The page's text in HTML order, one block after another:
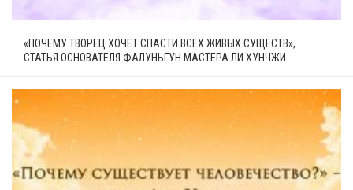
«ПОЧЕМУ ТВОРЕЦ ХОЧЕТ СПАСТИ ВСЕХ ЖИВЫХ СУЩЕСТВ»,
СТАТЬЯ ОСНОВАТЕЛЯ ФАЛУНЬГУН МАСТЕРА ЛИ ХУНЧЖИ